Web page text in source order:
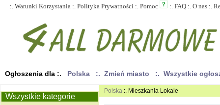
:. Warunki Korzystania :. Polityka Prywatności :. Pomoc :. FAQ :. O nas :.
Ogłoszenia dla :. Polska :. Zmień miasto :. Wszystkie
Wszystkie kategorie
Polska :. Mieszkania Lokale